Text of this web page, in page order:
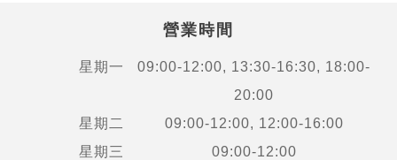
營業時間
星期一
09:00-12:00, 13:30-16:30, 18:00-
20:00
星期二
09:00-12:00, 12:00-16:00
星期三
09:00-12:00